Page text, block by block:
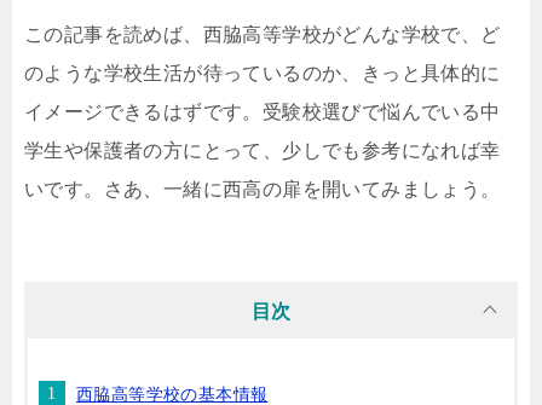
この記事を読めば、西脇高等学校がどんな学校で、ど
のような学校生活が待っているのか、きっと具体的に
イメージできるはずです。受験校選びで悩んでいる中
学生や保護者の方にとって、少しでも参考になれば幸
いです。さあ、一緒に西高の扉を開いてみましょう。
目次
西脇高等学校の基本情報